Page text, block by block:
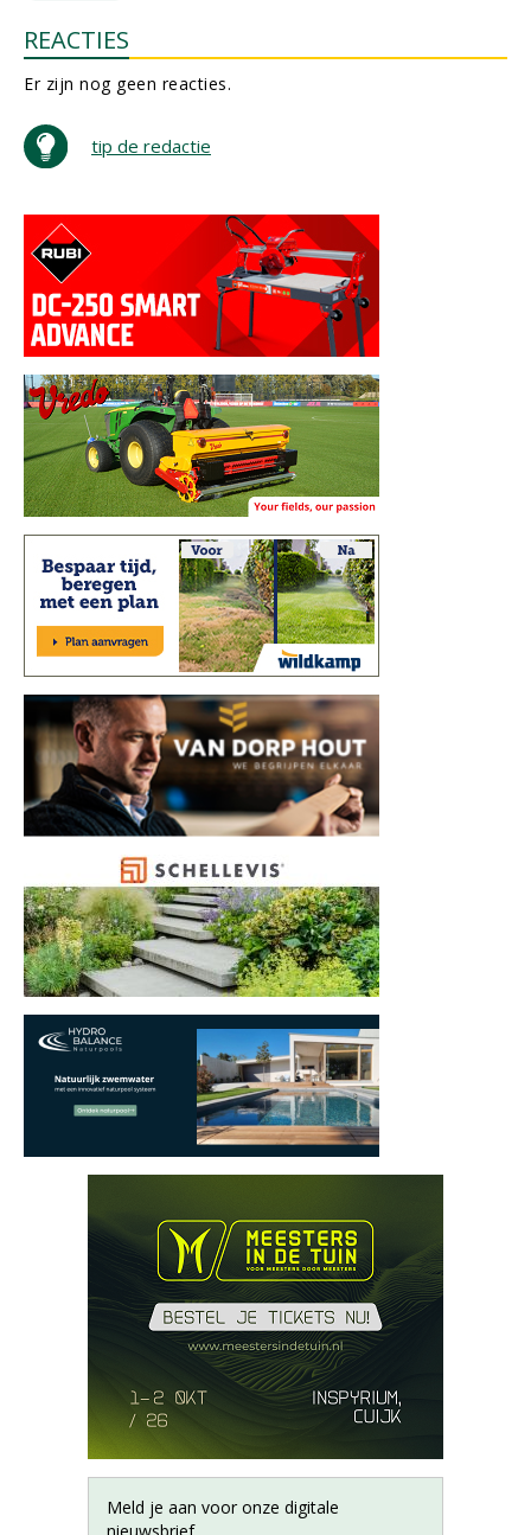
REACTIES
Er zijn nog geen reacties.
tip de redactie
Meld je aan voor onze digitale